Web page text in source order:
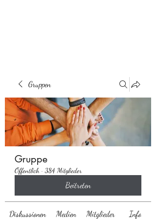
Gruppen
Gruppe
Öffentlich · 384 Mitglieder
Beitreten
Diskussionen Medien Mitglieder Info